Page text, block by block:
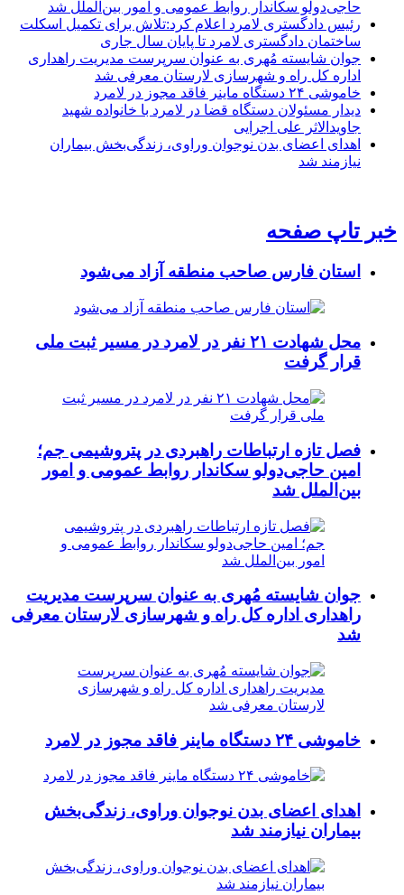
حاجی‌دولو سکاندار روابط عمومی و امور بین‌الملل شد
رئیس دادگستری لامرد اعلام کرد:تلاش برای تکمیل اسکلت
ساختمان دادگستری لامرد تا پایان سال جاری
جوان شایسته مُهری به عنوان سرپرست مدیریت راهداری
اداره کل راه و شهرسازی لارستان معرفی شد
خاموشی ۲۴ دستگاه ماینر فاقد مجوز در لامرد
دیدار مسئولان دستگاه قضا در لامرد با خانواده شهید
جاویدالاثر علی اجرایی
اهدای اعضای بدن نوجوان وراوی، زندگی‌بخش بیماران
نیازمند شد
خبر تاپ صفحه
استان فارس صاحب منطقه آزاد می‌شود
محل شهادت ۲۱ نفر در لامرد در مسیر ثبت ملی
قرار گرفت
فصل تازه ارتباطات راهبردی در پتروشیمی جم؛
امین حاجی‌دولو سکاندار روابط عمومی و امور
بین‌الملل شد
جوان شایسته مُهری به عنوان سرپرست مدیریت
راهداری اداره کل راه و شهرسازی لارستان معرفی
شد
خاموشی ۲۴ دستگاه ماینر فاقد مجوز در لامرد
اهدای اعضای بدن نوجوان وراوی، زندگی‌بخش
بیماران نیازمند شد